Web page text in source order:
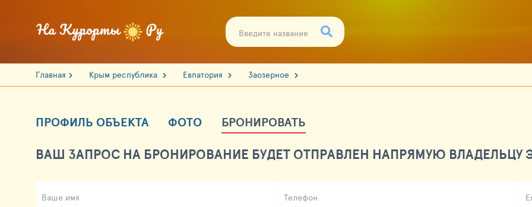
Главная Крым республика Евпатория Заозерное
ПРОФИЛЬ ОБЪЕКТА ФОТО БРОНИРОВАТЬ
ВАШ ЗАПРОС НА БРОНИРОВАНИЕ БУДЕТ ОТПРАВЛЕН НАПРЯМУЮ ВЛАДЕЛЬЦУ
Ваше имя Телефон